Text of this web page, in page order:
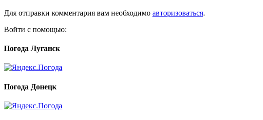
Для отправки комментария вам необходимо авторизоваться.
Войти с помощью:
Погода Луганск
Погода Донецк